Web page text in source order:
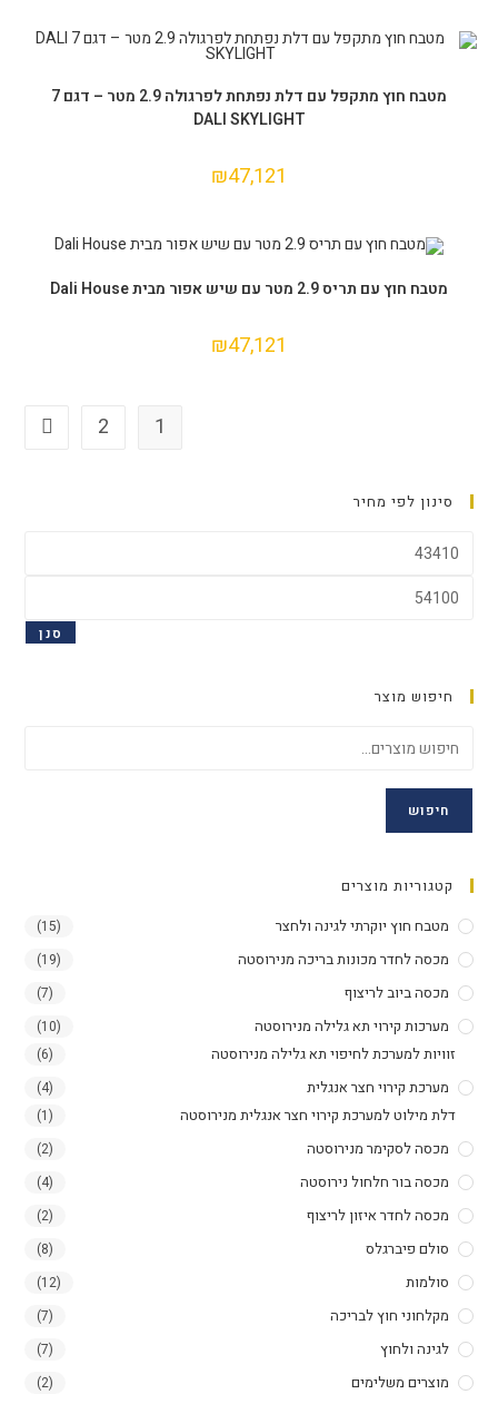
הוספה לסל
מטבח חוץ מתקפל עם דלת נפתחת לפרגולה 2.9 מטר – דגם 7
DALI SKYLIGHT
₪47,121
מטבח חוץ עם תריס 2.9 מטר עם שיש אפור מבית Dali House
₪47,121
1
2
סינון לפי מחיר
סנן
חיפוש מוצר
חיפוש
קטגוריות מוצרים
מטבח חוץ יוקרתי לגינה ולחצר
(15)
מכסה לחדר מכונות בריכה מנירוסטה (19)
מכסה ביוב לריצוף (7)
מערכות קירוי תא גלילה מנירוסטה (10)
זוויות למערכת לחיפוי תא גלילה מנירוסטה (6)
מערכת קירוי חצר אנגלית (4)
דלת מילוט למערכת קירוי חצר אנגלית מנירוסטה (1)
מכסה לסקימר מנירוסטה (2)
מכסה בור חלחול נירוסטה (4)
מכסה לחדר איזון לריצוף (2)
סולם פיברגלס (8)
סולמות​ (12)
מקלחוני חוץ לבריכה (7)
לגינה ולחוץ (7)
מוצרים משלימים (2)